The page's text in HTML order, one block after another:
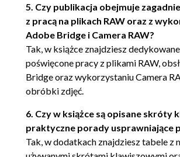
Narzędzia z grupy Lasso
Narzędzia Quick
zaznaczanie) i Magic
(108)
Narzędzie Crop
Narzędzia Slice (Cięcie
(109)
Narzędzie Eyedropper
(109)
Narzędzie Color
5. Czy publikacja obejmuje
z pracą na plikach RAW oraz z
Adobe Bridge i Camera RAW?
Tak, w książce znajdziesz
poświęcone pracy z plikami RAW,
Bridge oraz wykorzystaniu Camera
obróbki zdjęć.
6. Czy w książce są opisane skróty
praktyczne porady usprawniające
Tak, w dodatkach znajdziesz tabele z